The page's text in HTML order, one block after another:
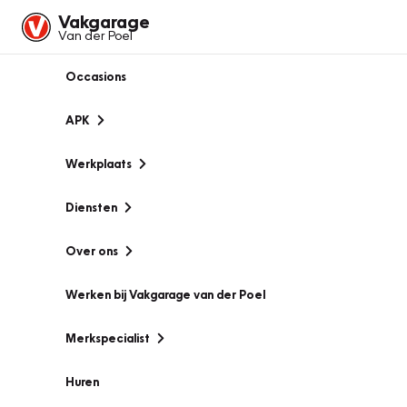
Vakgarage
Van der Poel
Occasions
APK
Werkplaats
Diensten
Over ons
Werken bij Vakgarage van der Poel
Merkspecialist
Huren